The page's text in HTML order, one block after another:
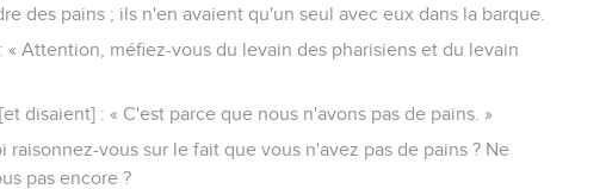
des pains ; ils n'en avaient qu'un seul avec eux dans la barque.
Attention, méfiez-vous du levain des pharisiens et du levain
disaient] : « C'est parce que nous n'avons pas de pains. »
raisonnez-vous sur le fait que vous n'avez pas de pains ? Ne
pas encore ?